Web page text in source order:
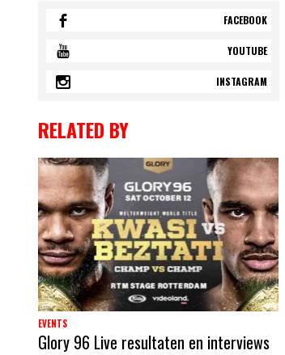
FACEBOOK
YOUTUBE
INSTAGRAM
RELATED BY
EVENTS
Glory 96 Live resultaten en interviews